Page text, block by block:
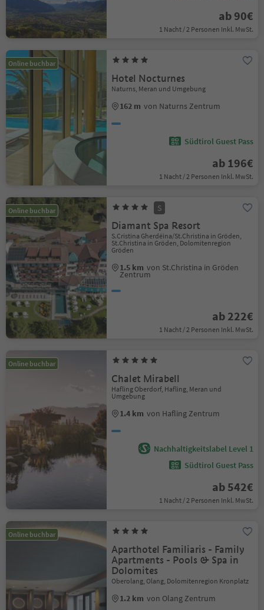
ab 90€
1 Nacht / 2 Personen Inkl. MwSt.
Online buchbar
Hotel Nocturnes
Naturns, Meran und Umgebung
162 m von Naturns Zentrum
Südtirol Guest Pass
ab 196€
1 Nacht / 2 Personen Inkl. MwSt.
Online buchbar S
Diamant Spa Resort
S.Cristina Gherdëina/St.Christina in Gröden,
St.Christina in Gröden, Dolomitenregion
Gröden
1.5 km von St.Christina in Gröden
Zentrum
ab 222€
1 Nacht / 2 Personen Inkl. MwSt.
Online buchbar
Chalet Mirabell
Hafling Oberdorf, Hafling, Meran und
Umgebung
1.4 km von Hafling Zentrum
Nachhaltigkeitslabel Level 1
Südtirol Guest Pass
ab 542€
1 Nacht / 2 Personen Inkl. MwSt.
Online buchbar
Aparthotel Familiaris - Family
Apartments - Pools & Spa in
Dolomites
Oberolang, Olang, Dolomitenregion Kronplatz
1.2 km von Olang Zentrum